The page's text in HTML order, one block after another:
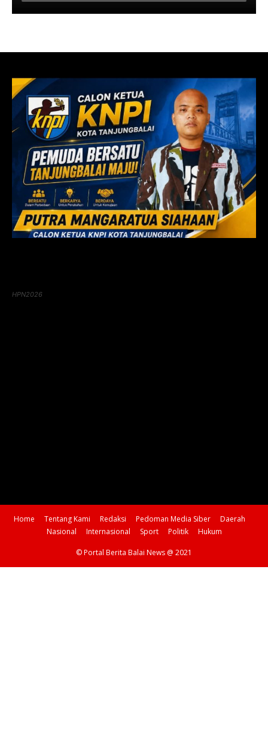
HPN2026
Home Tentang Kami Redaksi Pedoman Media Siber
Daerah
Nasional
Internasional Sport Politik Hukum
© Portal Berita Balai News @ 2021